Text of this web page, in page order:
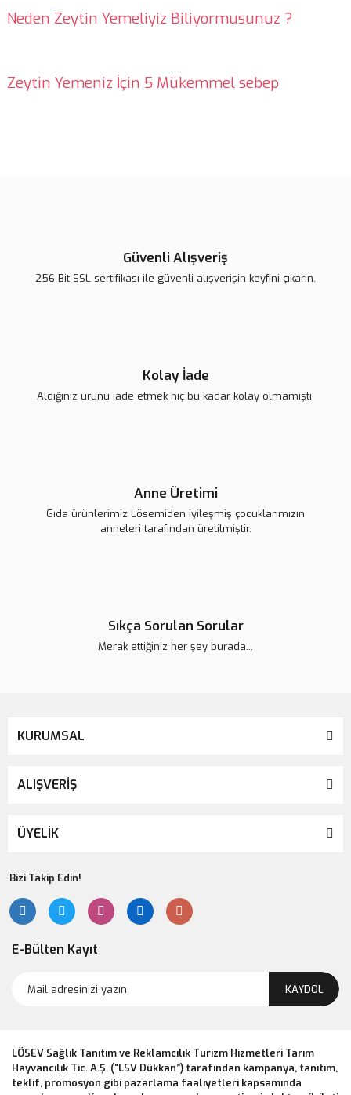
Neden Zeytin Yemeliyiz Biliyormusunuz ?
Zeytin Yemeniz İçin 5 Mükemmel sebep
Güvenli Alışveriş
256 Bit SSL sertifikası ile güvenli alışverişin keyfini çıkarın.
Kolay İade
Aldığınız ürünü iade etmek hiç bu kadar kolay olmamıştı.
Anne Üretimi
Gıda ürünlerimiz Lösemiden iyileşmiş çocuklarımızın
anneleri tarafından üretilmiştir.
Sıkça Sorulan Sorular
Merak ettiğiniz her şey burada...
KURUMSAL
ALIŞVERİŞ
ÜYELİK
Bizi Takip Edin!
E-Bülten Kayıt
KAYDOL
LÖSEV Sağlık Tanıtım ve Reklamcılık Turizm Hizmetleri Tarım
Hayvancılık Tic. A.Ş. (“LSV Dükkan”) tarafından kampanya, tanıtım,
teklif, promosyon gibi pazarlama faaliyetleri kapsamında